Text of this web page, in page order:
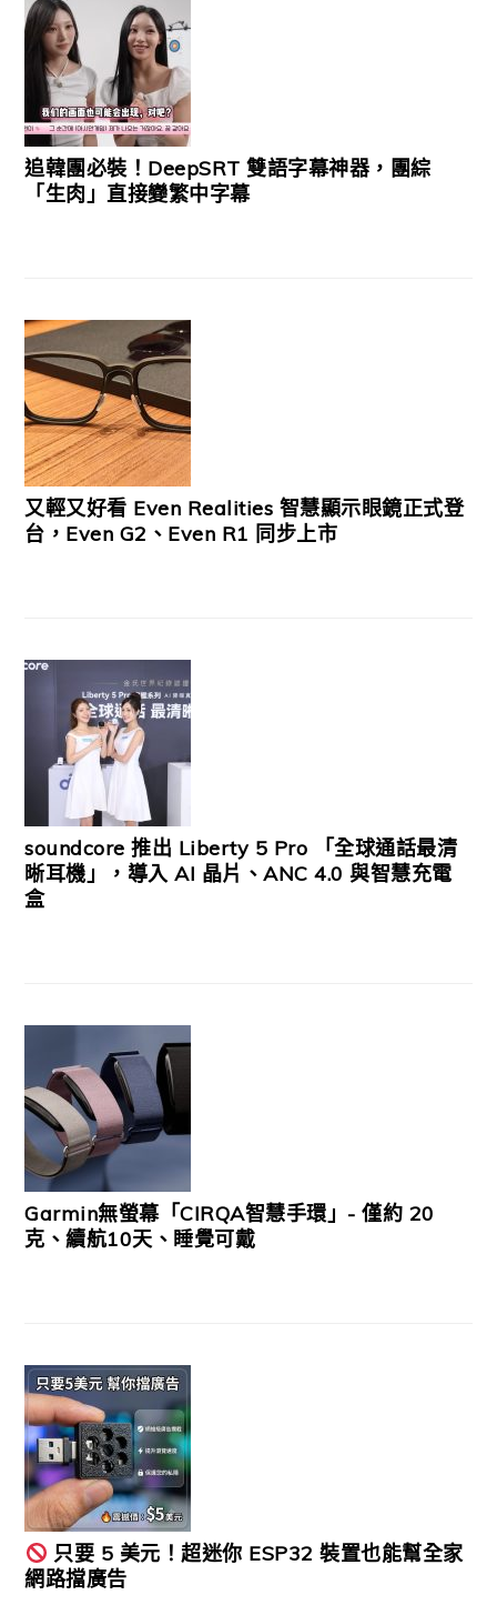
追韓團必裝！DeepSRT 雙語字幕神器，團綜
「生肉」直接變繁中字幕
又輕又好看 Even Realities 智慧顯示眼鏡正式登
台，Even G2、Even R1 同步上市
soundcore 推出 Liberty 5 Pro 「全球通話最清
晰耳機」，導入 AI 晶片、ANC 4.0 與智慧充電
盒
Garmin無螢幕「CIRQA智慧手環」- 僅約 20
克、續航10天、睡覺可戴
只要 5 美元！超迷你 ESP32 裝置也能幫全家
網路擋廣告